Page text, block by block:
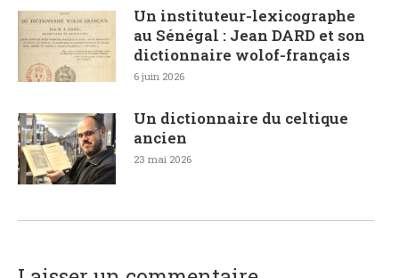
Un instituteur-lexicographe
au Sénégal : Jean DARD et son
dictionnaire wolof-français
6 juin 2026
Un dictionnaire du celtique
ancien
23 mai 2026